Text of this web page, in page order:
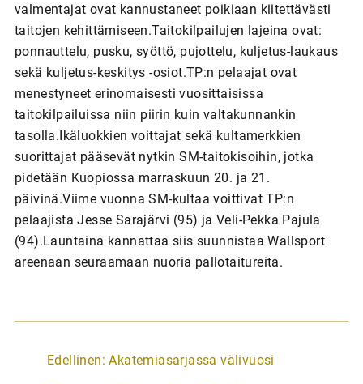
valmentajat ovat kannustaneet poikiaan kiitettävästi
taitojen kehittämiseen.Taitokilpailujen lajeina ovat:
ponnauttelu, pusku, syöttö, pujottelu, kuljetus-laukaus
sekä kuljetus-keskitys -osiot.TP:n pelaajat ovat
menestyneet erinomaisesti vuosittaisissa
taitokilpailuissa niin piirin kuin valtakunnankin
tasolla.Ikäluokkien voittajat sekä kultamerkkien
suorittajat pääsevät nytkin SM-taitokisoihin, jotka
pidetään Kuopiossa marraskuun 20. ja 21.
päivinä.Viime vuonna SM-kultaa voittivat TP:n
pelaajista Jesse Sarajärvi (95) ja Veli-Pekka Pajula
(94).Launtaina kannattaa siis suunnistaa Wallsport
areenaan seuraamaan nuoria pallotaitureita.
A
Edellinen: Akatemiasarjassa välivuosi